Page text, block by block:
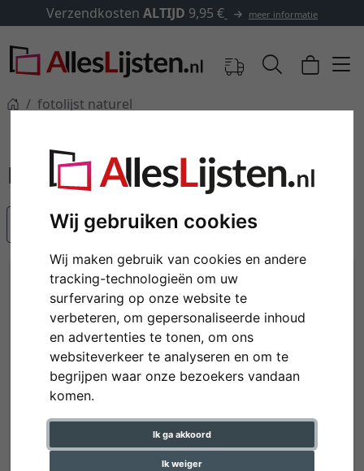
Wij gebruiken cookies
Wij maken gebruik van cookies en andere
tracking-technologieën om uw
surfervaring op onze website te
verbeteren, om gepersonaliseerde inhoud
en advertenties te tonen, om ons
websiteverkeer te analyseren en om te
begrijpen waar onze bezoekers vandaan
komen.
Ik ga akkoord
Ik weiger
ALTIJD9,95 € meer informatie
fotolijst naturel
Populariteit
Aluminium fotolijst serie 415 op
vanaf € 59,20 *
Houten lijst Drancy op maat
vanaf € 35,80 *